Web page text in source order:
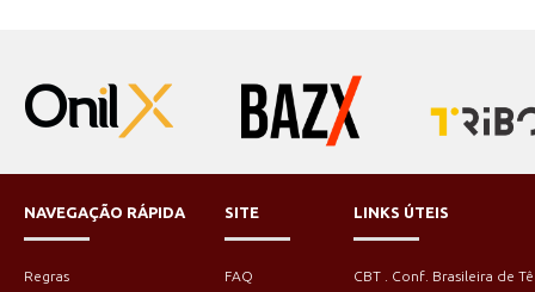
NAVEGAÇÃO RÁPIDA
Regras
SITE
FAQ
LINKS ÚTEIS
CBT . Conf. Brasileira de